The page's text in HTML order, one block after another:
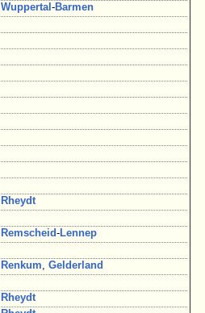
Wuppertal-Barmen
Rheydt
Remscheid-Lennep
Renkum,Gelderland
Rheydt